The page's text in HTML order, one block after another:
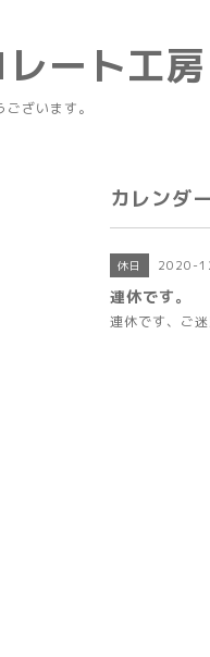
レート工
ざいます。
カレンダー
休日 2020-
連休です。
連休です、ご迷